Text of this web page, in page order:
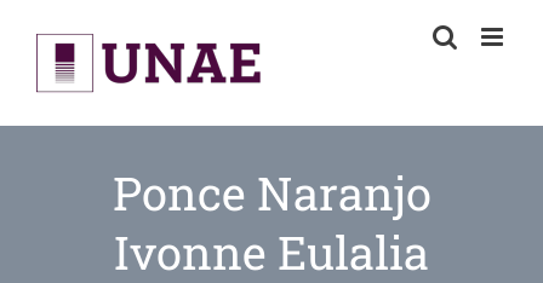
content
Ponce Naranjo
Ivonne Eulalia